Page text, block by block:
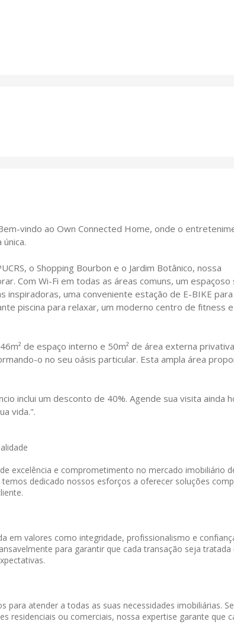
vindo ao Own Connected Home, onde o
o Shopping Bourbon e o Jardim Botânico, nossa
Com Wi-Fi em todas as áreas comuns, um espaçoso
uma conveniente estação de E-BIKE para
piscina para relaxar, um moderno centro de fitness
de espaço interno e 50m² de área externa
o no seu oásis particular. Esta ampla área
inclui um desconto de 40%. Agende sua visita ainda
vida.".
excelência e comprometimento no mercado imobiliário
dedicado nossos esforços a oferecer soluções
em valores como integridade, profissionalismo e
para garantir que cada transação seja tratada
atender a todas as suas necessidades imobiliárias.
residenciais ou comerciais, nossa expertise garante que